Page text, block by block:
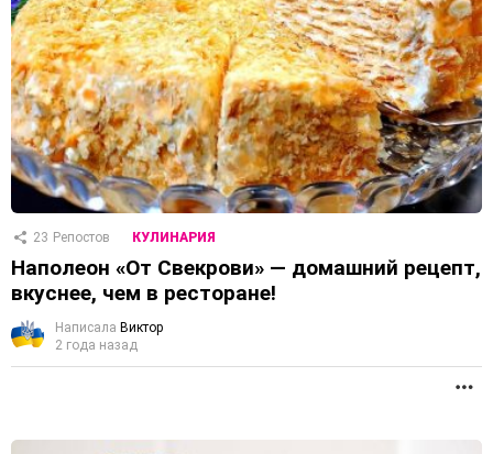
23 Репостов КУЛИНАРИЯ
Наполеон «От Свекрови» — домашний рецепт,
вкуснее, чем в ресторане!
Написала Виктор
2 года назад